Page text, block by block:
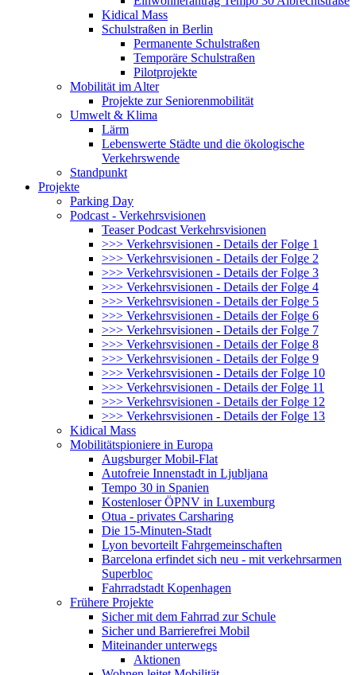
Kidical Mass
Schulstraßen in Berlin
Permanente Schulstraßen
Temporäre Schulstraßen
Pilotprojekte
Mobilität im Alter
Projekte zur Seniorenmobilität
Umwelt & Klima
Lärm
Lebenswerte Städte und die ökologische
Verkehrswende
Standpunkt
Projekte
Parking Day
Podcast - Verkehrsvisionen
Teaser Podcast Verkehrsvisionen
>>> Verkehrsvisionen - Details der Folge 1
>>> Verkehrsvisionen - Details der Folge 2
>>> Verkehrsvisionen - Details der Folge 3
>>> Verkehrsvisionen - Details der Folge 4
>>> Verkehrsvisionen - Details der Folge 5
>>> Verkehrsvisionen - Details der Folge 6
>>> Verkehrsvisionen - Details der Folge 7
>>> Verkehrsvisionen - Details der Folge 8
>>> Verkehrsvisionen - Details der Folge 9
>>> Verkehrsvisionen - Details der Folge 10
>>> Verkehrsvisionen - Details der Folge 11
>>> Verkehrsvisionen - Details der Folge 12
>>> Verkehrsvisionen - Details der Folge 13
Kidical Mass
Mobilitätspioniere in Europa
Augsburger Mobil-Flat
Autofreie Innenstadt in Ljubljana
Tempo 30 in Spanien
Kostenloser ÖPNV in Luxemburg
Otua - privates Carsharing
Die 15-Minuten-Stadt
Lyon bevorteilt Fahrgemeinschaften
Barcelona erfindet sich neu - mit verkehrsarmen
Superbloc
Fahrradstadt Kopenhagen
Frühere Projekte
Sicher mit dem Fahrrad zur Schule
Sicher und Barrierefrei Mobil
Miteinander unterwegs
Aktionen